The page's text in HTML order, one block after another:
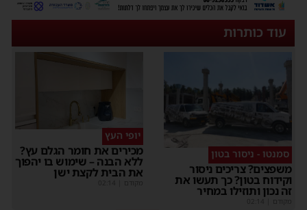
עוד כותרות
סמנטו - ניסור בטון
משפצים? צריכים ניסור
וקידוח בטון? כך תעשו את
זה נכון ותוזילו במחיר
מקודם
יופי העץ
מכירים את חומר הגלם עץ?
ללא הבנה – שימוש בו יהפוך
את הבית לקצת ישן
מקודם